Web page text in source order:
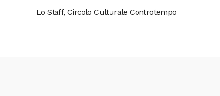
Lo Staff, Circolo Culturale Controtempo